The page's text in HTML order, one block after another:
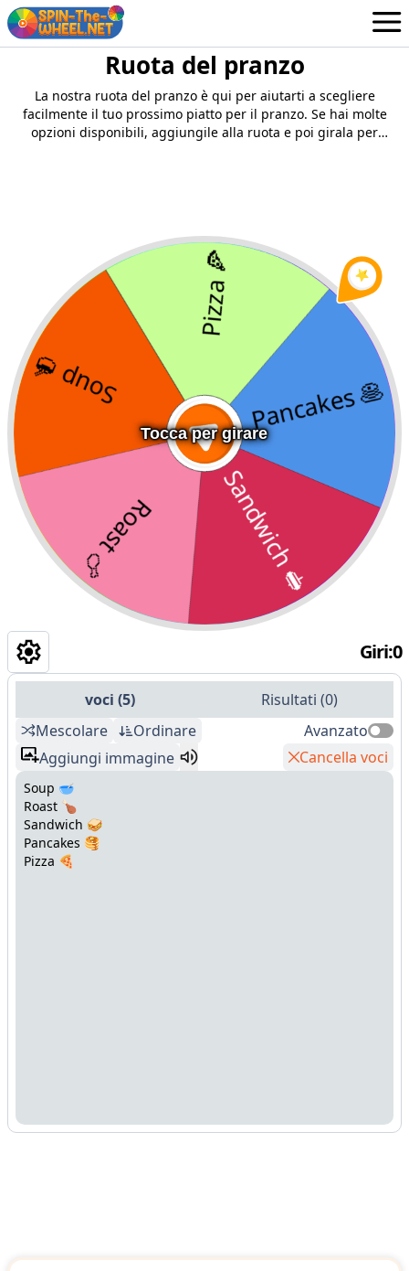
Login / Iscrizione
Ruota del pranzo
La nostra ruota del pranzo è qui per aiutarti a scegliere
facilmente il tuo prossimo piatto per il pranzo. Se hai molte
opzioni disponibili, aggiungile alla ruota e poi girala per
Tocca per girare
0
:
Giri
voci (5) Risultati (0)
Mescolare
Ordinare
Avanzato
Aggiungi immagine
Cancella voci
Soup 🥣
Roast 🍗
Sandwich 🥪
Pancakes 🥞
Pizza 🍕